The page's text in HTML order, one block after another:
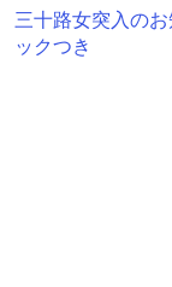
三十路女突入の
ックつき